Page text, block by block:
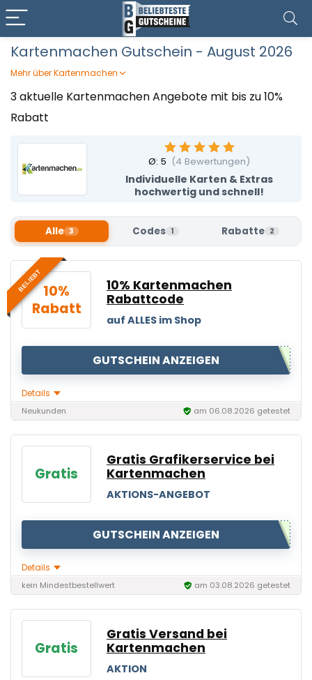
Kartenmachen Gutschein - August 2026
Mehr über Kartenmachen
Lasst eure Feier unvergesslich beginnen: Bei
Kartenmachen gestaltet ihr ganz einfach persönliche
Karten und Extras – von Einladungen über Danksagungen
kostenlosen Designservice gelingt das garantiert
professionell. Mit einem Kartenmachen Gutschein von
Beliebteste Gutscheine wird euer kreativer Auftritt auch
preislich zum Volltreffer!
3 aktuelle Kartenmachen Angebote mit bis zu 10%
Rabatt
Individuelle Karten & Extras
hochwertig und schnell!
Ø: 5 (4 Bewertungen)
Alle 3 Codes 1 Rabatte 2
BELIEBT10%
Rabatt
10% Kartenmachen
Rabattcode
auf ALLES im Shop
GUTSCHEIN ANZEIGEN
Details
Neukunden am 06.08.2026 getestet
Gratis
Gratis Grafikerservice bei
Kartenmachen
AKTIONS-ANGEBOT
GUTSCHEIN ANZEIGEN
Details
kein Mindestbestellwert am 03.08.2026 getestet
Gratis
Gratis Versand bei
Kartenmachen
AKTION